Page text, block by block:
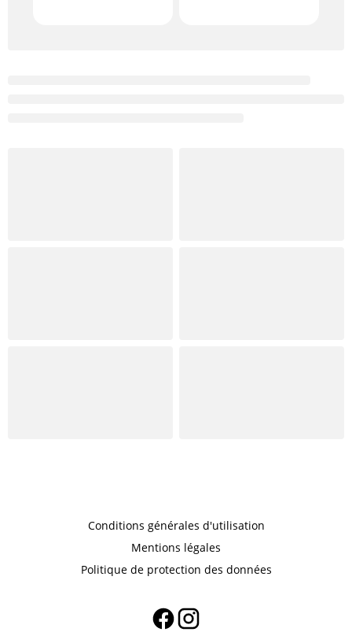
Conditions générales d'utilisation
Mentions légales
Politique de protection des données